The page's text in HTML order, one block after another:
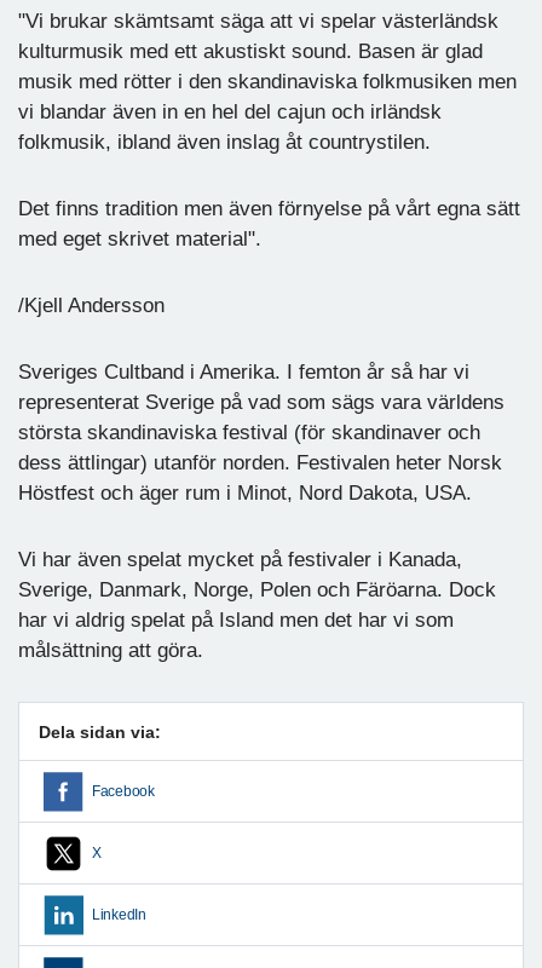
"Vi brukar skämtsamt säga att vi spelar västerländsk
kulturmusik med ett akustiskt sound. Basen är glad
musik med rötter i den skandinaviska folkmusiken men
vi blandar även in en hel del cajun och irländsk
folkmusik, ibland även inslag åt countrystilen.
Det finns tradition men även förnyelse på vårt egna sätt
med eget skrivet material".
/Kjell Andersson
Sveriges Cultband i Amerika. I femton år så har vi
representerat Sverige på vad som sägs vara världens
största skandinaviska festival (för skandinaver och
dess ättlingar) utanför norden. Festivalen heter Norsk
Höstfest och äger rum i Minot, Nord Dakota, USA.
Vi har även spelat mycket på festivaler i Kanada,
Sverige, Danmark, Norge, Polen och Färöarna. Dock
har vi aldrig spelat på Island men det har vi som
målsättning att göra.
Dela sidan via:
Facebook
X
LinkedIn